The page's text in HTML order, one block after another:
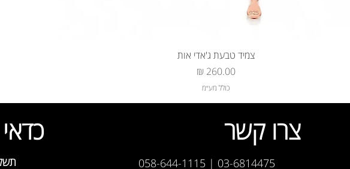
צמיד טבעת ג'אדי אות
מחיר‏260.00 ‏₪
כולל מע״מ
צרו קשר
03-6814475 | 058-644-1115